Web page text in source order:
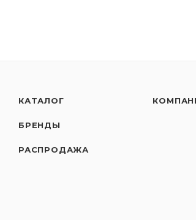
КАТАЛОГ
БРЕНДЫ
РАСПРОДАЖА